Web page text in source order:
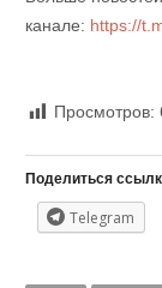
канале: https://
Просмотров:
Поделиться
Telegram